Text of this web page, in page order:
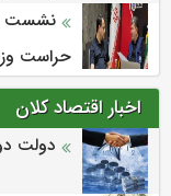
نشست
حراست
اخبار اقتصاد کلان
دولت